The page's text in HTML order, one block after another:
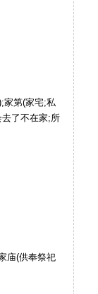
家第(家宅;私
了不在家;所
庙(供奉祭祀